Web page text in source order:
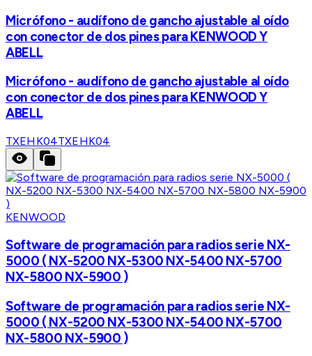
Micrófono - audífono de gancho ajustable al oído
con conector de dos pines para KENWOOD Y
ABELL
Micrófono - audífono de gancho ajustable al oído
con conector de dos pines para KENWOOD Y
ABELL
TXEHK04TXEHK04
KENWOOD
Software de programación para radios serie NX-
5000 ( NX-5200 NX-5300 NX-5400 NX-5700
NX-5800 NX-5900 )
Software de programación para radios serie NX-
5000 ( NX-5200 NX-5300 NX-5400 NX-5700
NX-5800 NX-5900 )